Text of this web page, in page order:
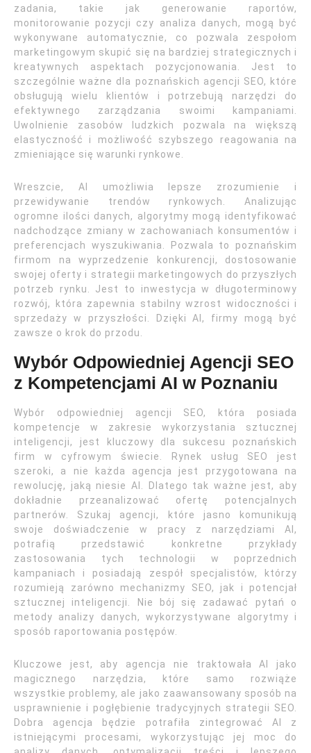
zadania, takie jak generowanie raportów,
monitorowanie pozycji czy analiza danych, mogą być
wykonywane automatycznie, co pozwala zespołom
marketingowym skupić się na bardziej strategicznych i
kreatywnych aspektach pozycjonowania. Jest to
szczególnie ważne dla poznańskich agencji SEO, które
obsługują wielu klientów i potrzebują narzędzi do
efektywnego zarządzania swoimi kampaniami.
Uwolnienie zasobów ludzkich pozwala na większą
elastyczność i możliwość szybszego reagowania na
zmieniające się warunki rynkowe.
Wreszcie, AI umożliwia lepsze zrozumienie i
przewidywanie trendów rynkowych. Analizując
ogromne ilości danych, algorytmy mogą identyfikować
nadchodzące zmiany w zachowaniach konsumentów i
preferencjach wyszukiwania. Pozwala to poznańskim
firmom na wyprzedzenie konkurencji, dostosowanie
swojej oferty i strategii marketingowych do przyszłych
potrzeb rynku. Jest to inwestycja w długoterminowy
rozwój, która zapewnia stabilny wzrost widoczności i
sprzedaży w przyszłości. Dzięki AI, firmy mogą być
zawsze o krok do przodu.
Wybór Odpowiedniej Agencji SEO
z Kompetencjami AI w Poznaniu
Wybór odpowiedniej agencji SEO, która posiada
kompetencje w zakresie wykorzystania sztucznej
inteligencji, jest kluczowy dla sukcesu poznańskich
firm w cyfrowym świecie. Rynek usług SEO jest
szeroki, a nie każda agencja jest przygotowana na
rewolucję, jaką niesie AI. Dlatego tak ważne jest, aby
dokładnie przeanalizować ofertę potencjalnych
partnerów. Szukaj agencji, które jasno komunikują
swoje doświadczenie w pracy z narzędziami AI,
potrafią przedstawić konkretne przykłady
zastosowania tych technologii w poprzednich
kampaniach i posiadają zespół specjalistów, którzy
rozumieją zarówno mechanizmy SEO, jak i potencjał
sztucznej inteligencji. Nie bój się zadawać pytań o
metody analizy danych, wykorzystywane algorytmy i
sposób raportowania postępów.
Kluczowe jest, aby agencja nie traktowała AI jako
magicznego narzędzia, które samo rozwiąże
wszystkie problemy, ale jako zaawansowany sposób na
usprawnienie i pogłębienie tradycyjnych strategii SEO.
Dobra agencja będzie potrafiła zintegrować AI z
istniejącymi procesami, wykorzystując jej moc do